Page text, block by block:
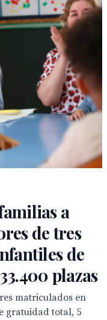
a
de tres
de
plazas
matriculados en
gratuidad total, 5